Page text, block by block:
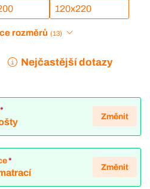
120x220
rozměrů (13)
Nejčastější dotazy
*
Změnit
*
Změnit